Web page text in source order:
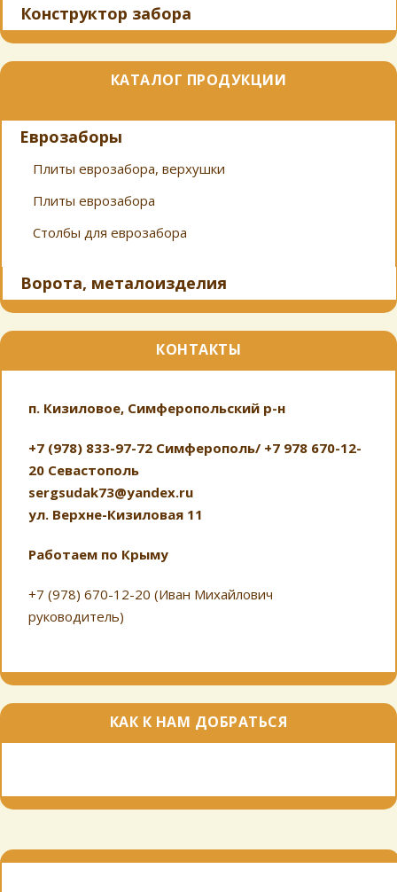
Конструктор забора
КАТАЛОГ ПРОДУКЦИИ
Еврозаборы
Плиты еврозабора, верхушки
Плиты еврозабора
Столбы для еврозабора
Ворота, металоизделия
КОНТАКТЫ
п. Кизиловое, Симферопольский р-н
+7 (978) 833-97-72 Симферополь/ +7 978 670-12-
20 Севастополь
sergsudak73@yandex.ru
ул. Верхне-Кизиловая 11
Работаем по Крыму
+7 (978) 670-12-20 (Иван Михайлович
руководитель)
КАК К НАМ ДОБРАТЬСЯ